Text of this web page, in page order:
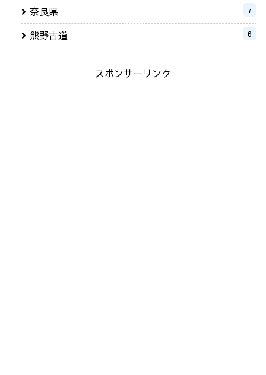
奈良県 7
熊野古道 6
スポンサーリンク